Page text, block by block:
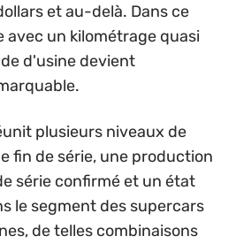
et au-delà. Dans ce
avec un kilométrage quasi
d'usine devient
plusieurs niveaux de
fin de série, une production
série confirmé et un état
le segment des supercars
de telles combinaisons